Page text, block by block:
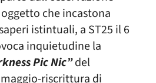
che incastona
istintuali, a ST25 il 6
inquietudine la
Pic Nic”del
riscrittura di